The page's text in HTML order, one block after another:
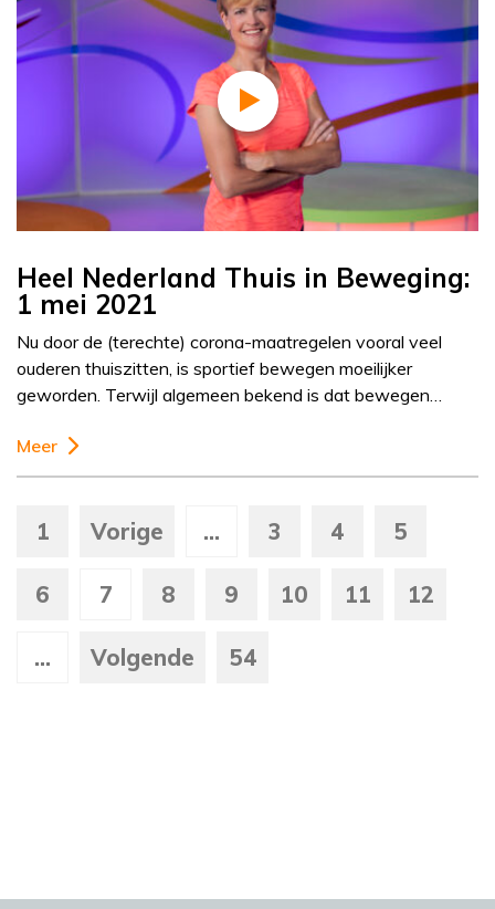
Heel Nederland Thuis in Beweging:
1 mei 2021
Nu door de (terechte) corona-maatregelen vooral veel
ouderen thuiszitten, is sportief bewegen moeilijker
geworden. Terwijl algemeen bekend is dat bewegen…
Meer
1 Vorige ... 3 4 5
6 7 8 9 10 11 12
... Volgende 54